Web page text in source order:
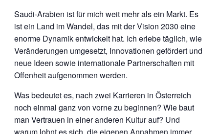
Saudi-Arabien ist für mich weit mehr als ein Markt. Es
ist ein Land im Wandel, das mit der Vision 2030 eine
enorme Dynamik entwickelt hat. Ich erlebe täglich, wie
Veränderungen umgesetzt, Innovationen gefördert und
neue Ideen sowie internationale Partnerschaften mit
Offenheit aufgenommen werden.
Was bedeutet es, nach zwei Karrieren in Österreich
noch einmal ganz von vorne zu beginnen? Wie baut
man Vertrauen in einer anderen Kultur auf? Und
warum lohnt es sich, die eigenen Annahmen immer